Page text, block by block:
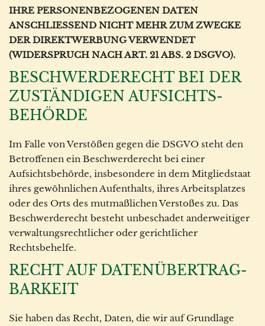
IHRE PERSONENBEZOGENEN DATEN
ANSCHLIESSEND NICHT MEHR ZUM ZWECKE
DER DIREKTWERBUNG VERWENDET
(WIDERSPRUCH NACH ART. 21 ABS. 2 DSGVO).
BESCHWERDE­RECHT BEI DER
ZUSTÄNDIGEN AUFSICHTS­
BEHÖRDE
Im Falle von Verstößen gegen die DSGVO steht den
Betroffenen ein Beschwerderecht bei einer
Aufsichtsbehörde, insbesondere in dem Mitgliedstaat
ihres gewöhnlichen Aufenthalts, ihres Arbeitsplatzes
oder des Orts des mutmaßlichen Verstoßes zu. Das
Beschwerderecht besteht unbeschadet anderweitiger
verwaltungsrechtlicher oder gerichtlicher
Rechtsbehelfe.
RECHT AUF DATEN­ÜBERTRAG­
BARKEIT
Sie haben das Recht, Daten, die wir auf Grundlage